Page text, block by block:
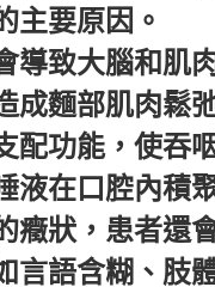
主要原因。
導致大腦和肌
成麵部肌肉鬆
配功能，使吞
液在口腔內積
癥狀，患者還
言語含糊、肢